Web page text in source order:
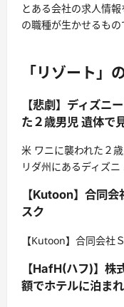
とある会社の求人情
の職種が生かせるも
「リゾート」
【悲劇】ディズニ
た２歳男児 遺体で
米 ワニに襲われた２
リダ州にあるディズ
【Kutoon】合同
スク
【Kutoon】合同会社
【HafH(ハフ)】株
額でホテルに泊ま